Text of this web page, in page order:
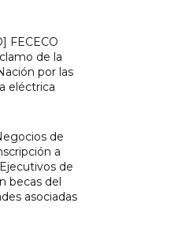
FECECO
de la
por las
eléctrica
de
a
de
becas del
asociadas